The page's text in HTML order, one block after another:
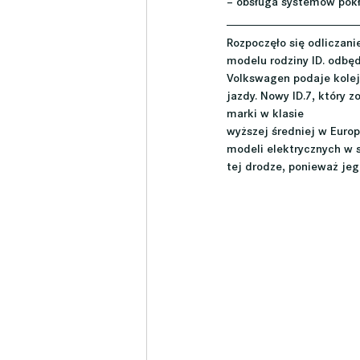
– obsługa systemów
Rozpoczęło się
modelu rodziny ID.
Volkswagen podaje
jazdy. Nowy ID.7, który
marki w klasie
wyższej średniej w
modeli elektrycznych w
tej drodze, ponieważ